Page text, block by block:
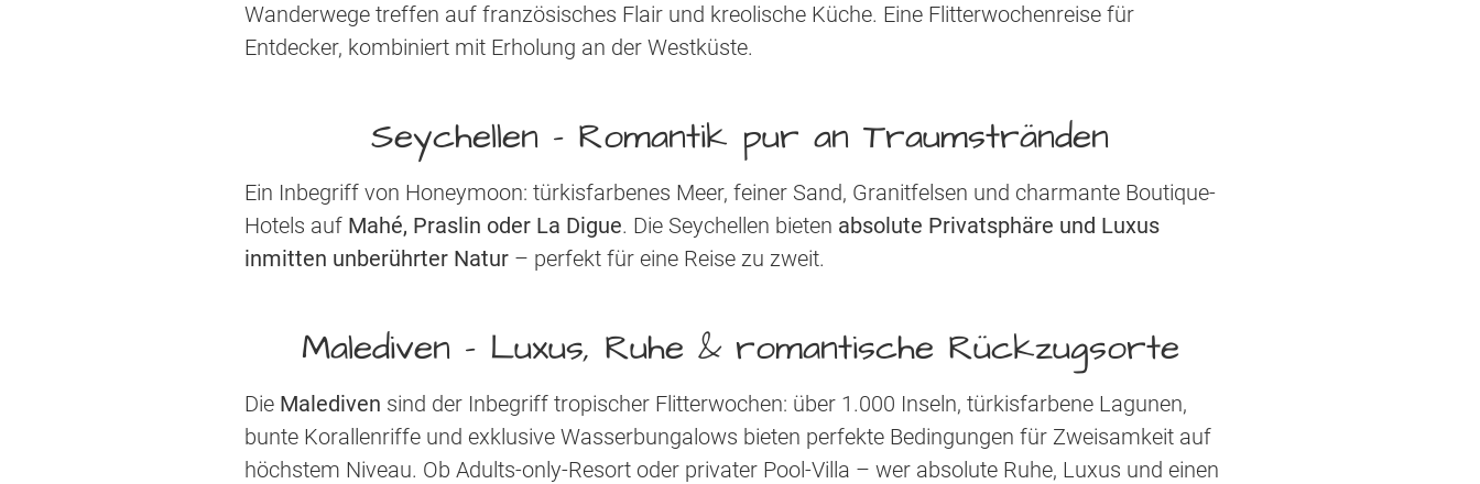
Wanderwege treffen auf französisches Flair und kreolische Küche. Eine Flitterwochenreise für
Entdecker, kombiniert mit Erholung an der Westküste.
Seychellen - Romantik pur an Traumstränden
Ein Inbegriff von Honeymoon: türkisfarbenes Meer, feiner Sand, Granitfelsen und charmante Boutique-
Hotels auf Mahé, Praslin oder La Digue. Die Seychellen bieten absolute Privatsphäre und Luxus
inmitten unberührter Natur – perfekt für eine Reise zu zweit.
Malediven - Luxus, Ruhe & romantische Rückzugsorte
Die Malediven sind der Inbegriff tropischer Flitterwochen: über 1.000 Inseln, türkisfarbene Lagunen,
bunte Korallenriffe und exklusive Wasserbungalows bieten perfekte Bedingungen für Zweisamkeit auf
höchstem Niveau. Ob Adults-only-Resort oder privater Pool-Villa – wer absolute Ruhe, Luxus und einen